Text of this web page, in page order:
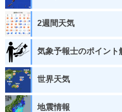
2週間天気
気象予報士のポイント
世界天気
地震情報